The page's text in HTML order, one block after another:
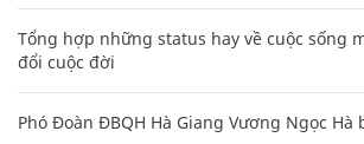
Tổng hợp những status hay về cuộc sống
đổi cuộc đời
Phó Đoàn ĐBQH Hà Giang Vương Ngọc Hà